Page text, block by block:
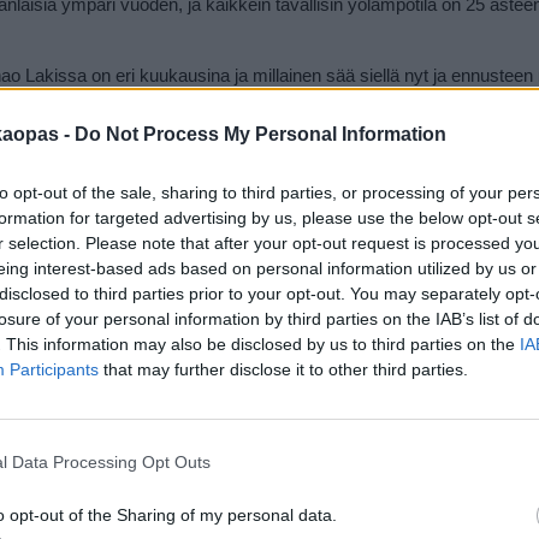
- Do Not Process My Personal Information
opt-out of the sale, sharing to third parties, or processing of your
for targeted advertising by us, please use the below opt-out
selection. Please note that after your opt-out request is processed
interest-based ads based on personal information utilized by us
to third parties prior to your opt-out. You may separately
of your personal information by third parties on the IAB’s list of
This information may also be disclosed by us to third parties on the
Participants that may further disclose it to other third parties.
Data Processing Opt Outs
opt-out of the Sharing of my personal data.
ympäri vuoden, ja kaikkein tavallisin yölämpötila on 25
Lakissa on eri kuukausina ja millainen sää siellä nyt ja ennusteen
marraskuun loppupuolen ja huhtikuun alun välisenä aikana.
mutta toisaalta Khao Lakiin tulee vierailijoita Aasiasta myös
matkustajaryhmä, ja näin ollen joulu-tammikuun vaihteen
Khao Lakissa. Khao Lak tosin on vähän erilainen lomapaikka kuin
normaalia enemmän vierailijoita, juuri edes huomaa. Kaiken
muulloin suoraan lennetäkään.